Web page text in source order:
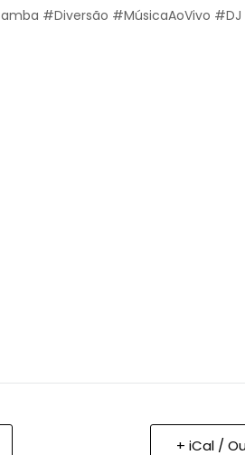
#Diversão #MúsicaAoVivo
+ iCal /